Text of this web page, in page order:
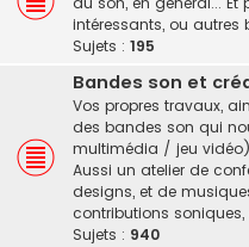
intéressants, ou autres
Sujets : 195
Bandes son et
Vos propres travaux,
des bandes son qui
multimédia / jeu
Aussi un atelier de
designs, et de
contributions
Sujets : 940